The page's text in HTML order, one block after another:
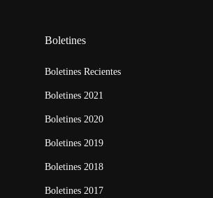
Boletines
Boletines Recientes
Boletines 2021
Boletines 2020
Boletines 2019
Boletines 2018
Boletines 2017